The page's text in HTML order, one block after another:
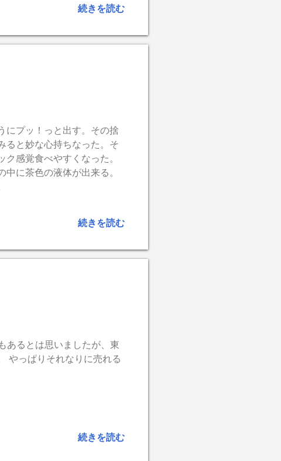
クリというか驚愕。 「値
続きを読む
にプッ！っと出す。その捨
ると妙な心持ちなった。そ
感覚食べやすくなった。
に茶色の液体が出来る。
続きを読む
るとは思いましたが、東
やっぱりそれなりに売れる
続きを読む